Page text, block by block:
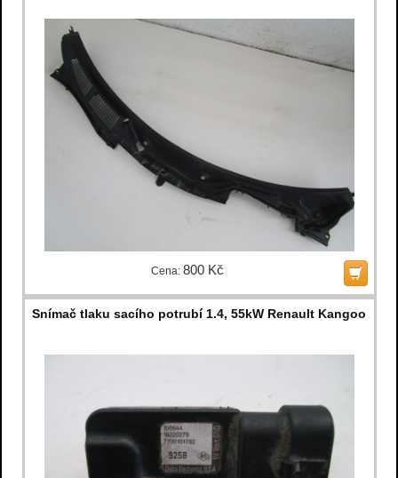
Cena: 800 Kč
Snímač tlaku sacího potrubí 1.4, 55kW Renault Kangoo